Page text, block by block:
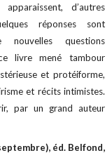
d’autres
réponses sont
questions
livre mené tambour
et protéiforme,
et récits intimistes.
par un grand auteur
éd. Belfond,